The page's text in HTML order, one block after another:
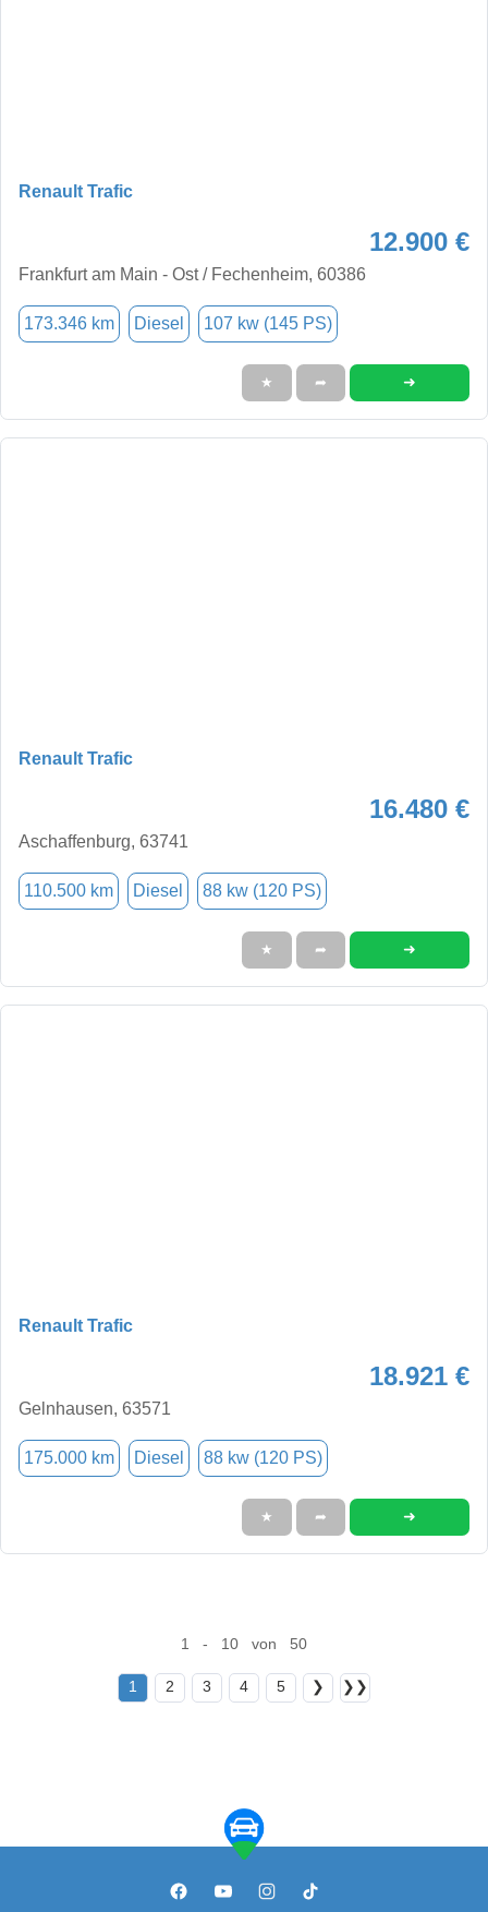
Renault Trafic
12.900 €
Frankfurt am Main - Ost / Fechenheim, 60386
173.346 km Diesel 107 kw (145 PS)
★ ➦ ➜
Renault Trafic
16.480 €
Aschaffenburg, 63741
110.500 km Diesel 88 kw (120 PS)
★ ➦ ➜
Renault Trafic
18.921 €
Gelnhausen, 63571
175.000 km Diesel 88 kw (120 PS)
★ ➦ ➜
1 - 10 von 50
1 2 3 4 5 ❯ ❯❯